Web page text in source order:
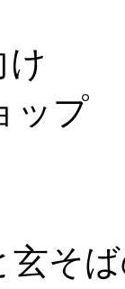
け
ップ
玄そ